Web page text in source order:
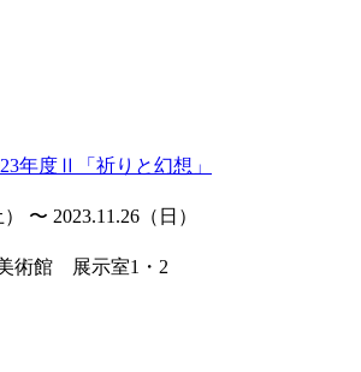
年度Ⅱ「祈りと幻想」
〜 2023.11.26（日）
術館 展示室1・2